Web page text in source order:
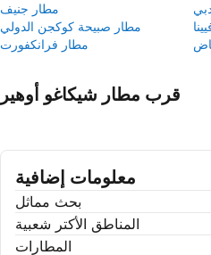
مطار جنيف
مطار صبيحة كوكجن الدولي
مطار فرانكفورت
قرب مطار شيكاغو أوهير
معلومات إضافية
بحث مماثل
المناطق الأكتر شعبية
المطارات